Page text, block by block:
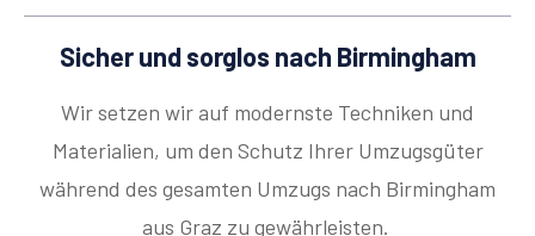
Sicher und sorglos nach Birmingham
Wir setzen wir auf modernste Techniken und
Materialien, um den Schutz Ihrer Umzugsgüter
während des gesamten Umzugs nach Birmingham
aus Graz zu gewährleisten.